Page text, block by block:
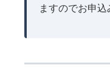
ますのでお申込